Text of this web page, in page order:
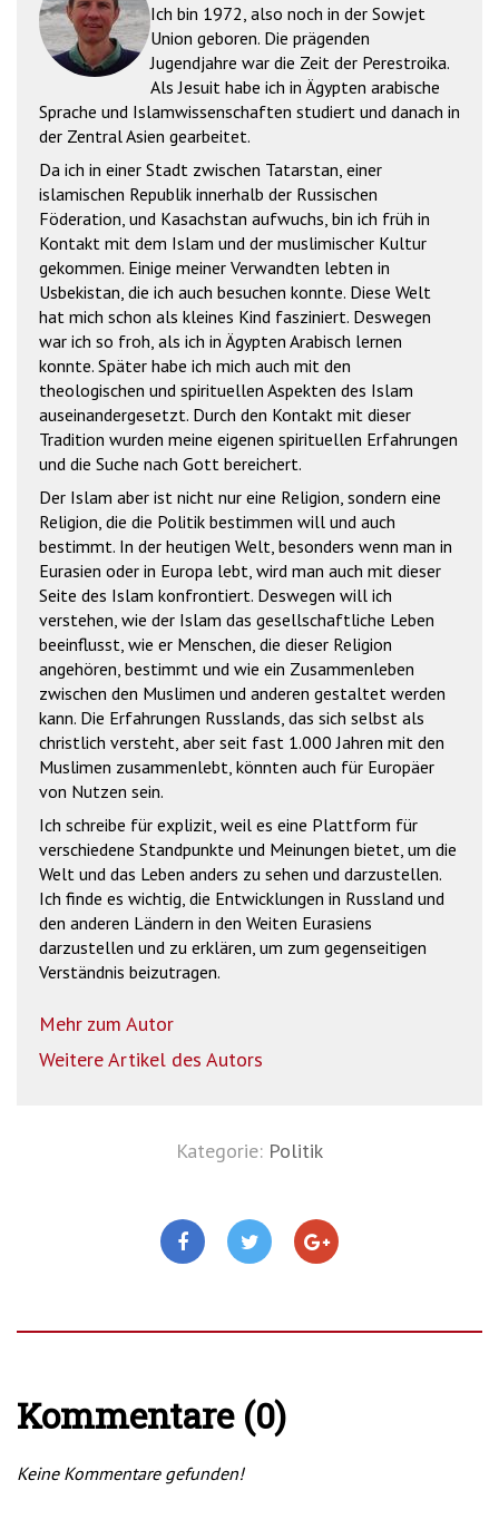
Ich bin 1972, also noch in der Sowjet
Union geboren. Die prägenden
Jugendjahre war die Zeit der Perestroika.
Als Jesuit habe ich in Ägypten arabische
Sprache und Islamwissenschaften studiert und danach in
der Zentral Asien gearbeitet.
Da ich in einer Stadt zwischen Tatarstan, einer
islamischen Republik innerhalb der Russischen
Föderation, und Kasachstan aufwuchs, bin ich früh in
Kontakt mit dem Islam und der muslimischer Kultur
gekommen. Einige meiner Verwandten lebten in
Usbekistan, die ich auch besuchen konnte. Diese Welt
hat mich schon als kleines Kind fasziniert. Deswegen
war ich so froh, als ich in Ägypten Arabisch lernen
konnte. Später habe ich mich auch mit den
theologischen und spirituellen Aspekten des Islam
auseinandergesetzt. Durch den Kontakt mit dieser
Tradition wurden meine eigenen spirituellen Erfahrungen
und die Suche nach Gott bereichert.
Der Islam aber ist nicht nur eine Religion, sondern eine
Religion, die die Politik bestimmen will und auch
bestimmt. In der heutigen Welt, besonders wenn man in
Eurasien oder in Europa lebt, wird man auch mit dieser
Seite des Islam konfrontiert. Deswegen will ich
verstehen, wie der Islam das gesellschaftliche Leben
beeinflusst, wie er Menschen, die dieser Religion
angehören, bestimmt und wie ein Zusammenleben
zwischen den Muslimen und anderen gestaltet werden
kann. Die Erfahrungen Russlands, das sich selbst als
christlich versteht, aber seit fast 1.000 Jahren mit den
Muslimen zusammenlebt, könnten auch für Europäer
von Nutzen sein.
Ich schreibe für explizit, weil es eine Plattform für
verschiedene Standpunkte und Meinungen bietet, um die
Welt und das Leben anders zu sehen und darzustellen.
Ich finde es wichtig, die Entwicklungen in Russland und
den anderen Ländern in den Weiten Eurasiens
darzustellen und zu erklären, um zum gegenseitigen
Verständnis beizutragen.
Mehr zum Autor
Weitere Artikel des Autors
Kategorie: Politik
Kommentare (0)
Keine Kommentare gefunden!